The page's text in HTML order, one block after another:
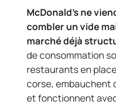
McDonald’s ne
combler un vide
marché déjà
de consommation
restaurants en
corse, embauchent
et fonctionnent